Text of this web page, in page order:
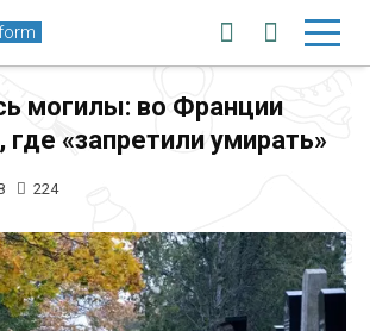
могилы: во Франции
где «запретили умирать»
224